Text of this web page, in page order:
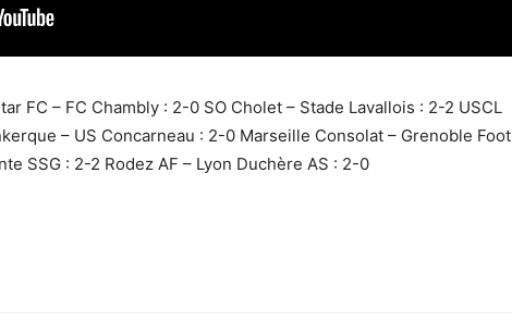
FC – FC Chambly : 2-0 SO Cholet – Stade Lavallois : 2-2 USCL
– US Concarneau : 2-0 Marseille Consolat – Grenoble Foot
SSG : 2-2 Rodez AF – Lyon Duchère AS : 2-0